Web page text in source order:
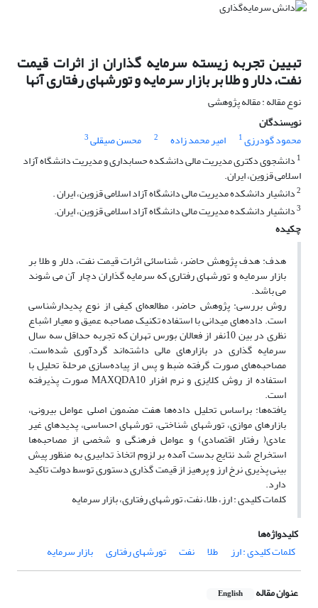
تبیین تجربه زیسته سرمایه گذاران از اثرات قیمت
نفت، دلار و طلا بر بازار سرمایه و تورشهای رفتاری آنها
نوع مقاله : مقاله پژوهشی
نویسندگان
محمود گودرزی1 امیر محمد زاده 2 محسن صیقلی3
1 دانشجوی دکتری مدیریت مالی دانشکده حسابداری و مدیریت دانشگاه آزاد
اسلامی قزوین، ایران.
2دانشیار دانشکده مدیریت مالی دانشگاه آزاد اسلامی قزوین، ایران .
3دانشیار دانشکده مدیریت مالی دانشگاه آزاد اسلامی قزوین، ایران.
چکیده
هدف: هدف پژوهش حاضر، شناسائی اثرات قیمت نفت، دلار و طلا بر
بازار سرمایه و تورشهای رفتاری که سرمایه گذاران دچار آن می شوند
می باشد.
روش بررسی: پژوهش حاضر، مطالعه‌ای کیفی از نوع پدیدارشناسی
است. داده‌های میدانی با استفاده تکنیک مصاحبه عمیق و معیار اشباع
نظری در بین 10نفر از فعالان بورس تهران که تجربه حداقل سه سال
سرمایه گذاری در بازارهای مالی داشته‌اند گردآوری شده‌است.
مصاحبه‌های صورت گرفته ضبط و پس از پیاده‌سازی مرحلة تحلیل با
استفاده از روش کلایزی و نرم افزار MAXQDA10 صورت پذیرفته
است.
یافته‌ها: براساس تحلیل داده‌ها هفت مضمون اصلی عوامل بیرونی،
بازارهای موازی، تورشهای شناختی، تورشهای احساسی، پدیدهای غیر
عادی( رفتار اقتصادی) و عوامل فرهنگی و شخصی از مصاحبه‌ها
استخراج شد نتایج بدست آمده بر لزوم اتخاذ تدابیری به منظور پیش
بینی پذیری نرخ ارز و پرهیز از قیمت گذاری دستوری توسط دولت تاکید
دارد.
کلمات کلیدی : ارز، طلا، نفت، تورشهای رفتاری، بازار سرمایه
کلیدواژه‌ها
کلمات کلیدی : ارز
طلا نفت تورشهای رفتاری بازار سرمایه
عنوان مقاله English